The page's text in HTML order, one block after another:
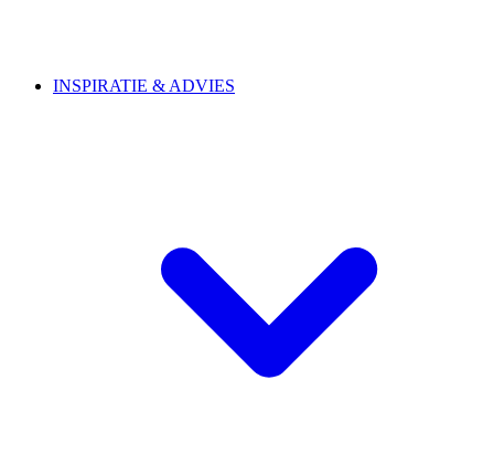
INSPIRATIE & ADVIES